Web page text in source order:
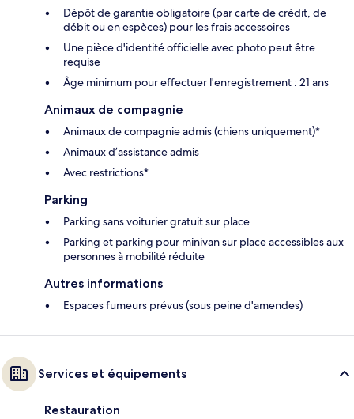
Dépôt de garantie obligatoire (par carte de crédit, de
débit ou en espèces) pour les frais accessoires
Une pièce d'identité officielle avec photo peut être
requise
Âge minimum pour effectuer l'enregistrement : 21 ans
Animaux de compagnie
Animaux de compagnie admis (chiens uniquement)*
Animaux d’assistance admis
Avec restrictions*
Parking
Parking sans voiturier gratuit sur place
Parking et parking pour minivan sur place accessibles aux
personnes à mobilité réduite
Autres informations
Espaces fumeurs prévus (sous peine d'amendes)
Services et équipements
Restauration